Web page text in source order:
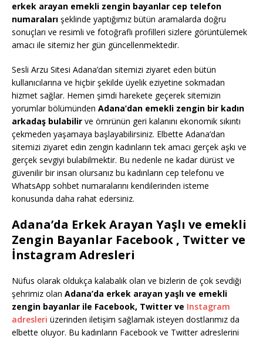
erkek arayan emekli zengin bayanlar cep telefon
numaraları şeklinde yaptığımız bütün aramalarda doğru
sonuçları ve resimli ve fotoğraflı profilleri sizlere görüntülemek
amacı ile sitemiz her gün güncellenmektedir.
Sesli Arzu Sitesi Adana’dan sitemizi ziyaret eden bütün
kullanıcılarına ve hiçbir şekilde üyelik eziyetine sokmadan
hizmet sağlar. Hemen şimdi harekete geçerek sitemizin
yorumlar bölümünden Adana’dan emekli zengin bir kadın
arkadaş bulabilir ve ömrünün geri kalanını ekonomik sıkıntı
çekmeden yaşamaya başlayabilirsiniz. Elbette Adana’dan
sitemizi ziyaret edin zengin kadınların tek amacı gerçek aşkı ve
gerçek sevgiyi bulabilmektir. Bu nedenle ne kadar dürüst ve
güvenilir bir insan olursanız bu kadınların cep telefonu ve
WhatsApp sohbet numaralarını kendilerinden isteme
konusunda daha rahat edersiniz.
Adana’da Erkek Arayan Yaşlı ve emekli
Zengin Bayanlar Facebook , Twitter ve
İnstagram Adresleri
Nüfus olarak oldukça kalabalık olan ve bizlerin de çok sevdiği
şehrimiz olan Adana’da erkek arayan yaşlı ve emekli
zengin bayanlar ile Facebook, Twitter ve Instagram
adresleri üzerinden iletişim sağlamak isteyen dostlarımız da
elbette oluyor. Bu kadınların Facebook ve Twitter adreslerini